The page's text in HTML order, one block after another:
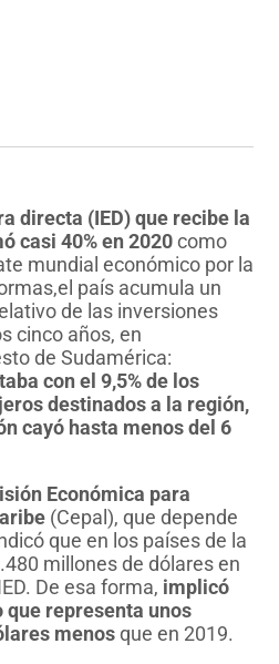
directa (IED) que recibe la
casi 40% en 2020como
mundial económico por la
país acumula un
de las inversiones
cinco años, en
de Sudamérica:
con el 9,5% de los
destinados a la región,
cayó hasta menos del 6
Económica para
(Cepal), que depende
que en los países de la
millones de dólares en
De esa forma, implicó
que representa unos
menosque en 2019.